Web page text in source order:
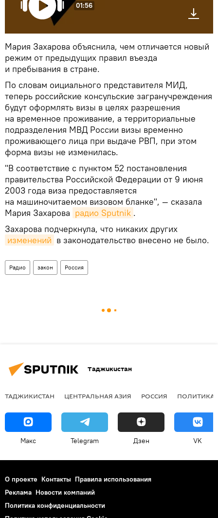
01:56
Мария Захарова объяснила, чем отличается новый
режим от предыдущих правил въезда
и пребывания в стране.
По словам оициального представителя МИД,
теперь российские консульские загранучреждения
будут оформлять визы в целях разрешения
на временное проживание, а территориальные
подразделения МВД России визы временно
проживающего лица при выдаче РВП, при этом
форма визы не изменилась.
"В соответствие с пунктом 52 постановления
правительства Российской Федерации от 9 июня
2003 года виза предоставляется
на машиночитаемом визовом бланке", — сказала
Мария Захарова радио Sputnik .
Захарова подчеркнула, что никаких других
изменений в законодательство внесено не было.
Радио закон Россия
Таджикистан
ТАДЖИКИСТАН ЦЕНТРАЛЬНАЯ АЗИЯ РОССИЯ ПОЛИТИКА
Макс Telegram Дзен VK
О проекте Контакты Правила использования
Реклама Новости компаний
Политика конфиденциальности